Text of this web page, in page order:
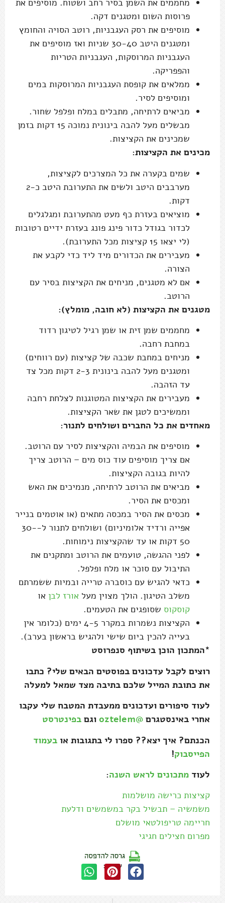
מחממים את השמן בסיר רחב ושטוח. מוסיפים את
פרוסות השום ומטגנים דקה.
מוסיפים את רסק העגבניות, רוטב הסויה והחומץ
ומטגנים היטב 30-40 שניות ואז מוסיפים את
העגבניות המרוסקות, העגבניות הטריות
והפפריקה.
ממלאים את קופסת העגבניות המרוסקות במים
ומוסיפים לסיר.
מביאים לרתיחה, מתבלים במלח ופלפל שחור.
מבשלים מעל להבה בינונית נמוכה 15 דקות בזמן
שמכינים את הקציצות.
מכינים את הקציצות:
שמים בקערה את כל המצרכים לקציצות,
מערבבים היטב ולשים את התערובת היטב כ-2
דקות.
מוציאים בעזרת כף מעט מהתערובת ומגלגלים
לכדור בגודל כדור פינג פונג בעזרת ידיים רטובות
(לי יצאו 15 קציצות מכל התערובת).
מעבירים את הכדורים מיד ליד כדי לקבע את
הצורה.
אם לא מטגנים, מניחים את הקציצות בסיר עם
הרוטב.
מטגנים את הקציצות (לא חובה, מומלץ):
מחממים שמן זית או שמן רגיל לטיגון רדוד
במחבת רחבה.
מניחים במחבת שכבה של קציצות (עם רווחים)
ומטגנים מעל להבה בינונית 2-3 דקות מכל צד
עד הזהבה.
מעבירים את הקציצות המטוגנות לצלחת רחבה
וממשיכים לטגן את שאר הקציצות.
מאחדים את כל החברים ושולחים לתנור:
מוסיפים את הבמיה והקציצות לסיר עם הרוטב.
אם צריך מוסיפים עוד כוס מים – הרוטב צריך
להיות בגובה הקציצות.
מביאים את הרוטב לרתיחה, מנמיכים את האש
ומכסים את הסיר.
מכסים את הסיר במכסה מתאים (או אוטמים בנייר
אפייה ורדיד אלומיניום) ושולחים לתנור ל-30-
50 דקות או עד שהקציצות נימוחות.
לפני ההגשה, טועמים את הרוטב ומתקנים את
התיבול עם סוכר או מלח ופלפל.
כדאי להגיש עם כוסברה טרייה ובמיות ששמרתם
משלב הטיגון. הולך מצוין מעל אורז לבן או
קוסקוס שסופגים את הטעמים.
הקציצות נשמרות במקרר 4-5 ימים (כלומר אין
בעייה להכין ביום שישי ולהגיש בראשון בערב).
*המתכון הוכן בשיתוף סנפרוסט
רוצים לקבל עדכונים בפוסטים הבאים שלי? כתבו
את כתובת המייל שלכם בתיבה מצד שמאל למעלה
לעוד סיפורים ועדכונים ממעבדת המטבח שלי עקבו
אחרי באינסטגרם @oztelem וגם בפינטרסט
הכנתם? איך יצא?? ספרו לי בתגובות או בעמוד
הפייסבוק!
לעוד מתכונים לראש השנה:
קציצות כרישה מושלמות
משמשיה – תבשיל בקר במשמשים ודלעת
חריימה טריפולטאי מושלם
מפרום חצילים חגיגי
שתפו: